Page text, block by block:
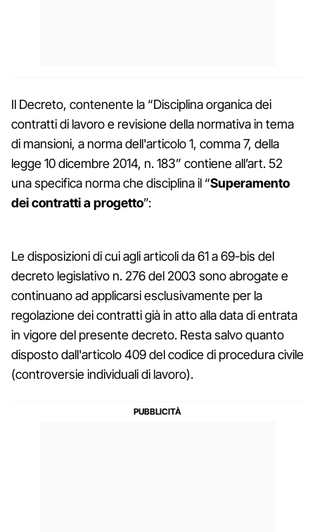
Il Decreto, contenente la “Disciplina organica dei
contratti di lavoro e revisione della normativa in tema
di mansioni, a norma dell'articolo 1, comma 7, della
legge 10 dicembre 2014, n. 183” contiene all’art. 52
una specifica norma che disciplina il “Superamento
dei contratti a progetto”:
Le disposizioni di cui agli articoli da 61 a 69-bis del
decreto legislativo n. 276 del 2003 sono abrogate e
continuano ad applicarsi esclusivamente per la
regolazione dei contratti già in atto alla data di entrata
in vigore del presente decreto. Resta salvo quanto
disposto dall'articolo 409 del codice di procedura civile
(controversie individuali di lavoro).